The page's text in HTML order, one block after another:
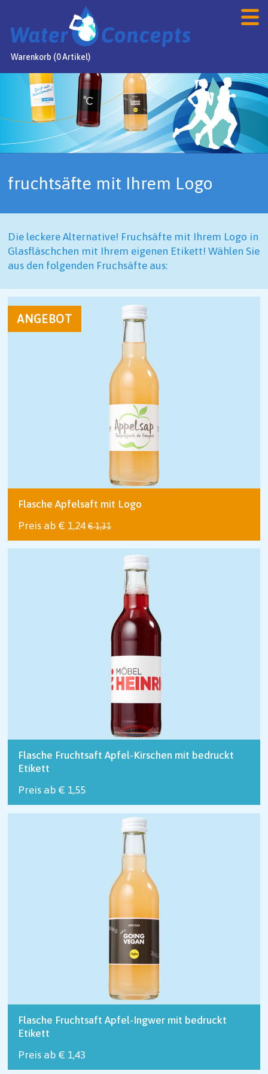
Warenkorb (0 Artikel)
Home
Produkte
Webshop
Angebot
NL/DE/EN
fruchtsäfte mit Ihrem Logo
Die leckere Alternative! Fruchsäfte mit Ihrem Logo in
Glasfläschchen mit Ihrem eigenen Etikett! Wählen Sie
aus den folgenden Fruchsäfte aus:
Flasche Apfelsaft mit Logo
Preis ab € 1,24€ 1,31
ANGEBOT
Flasche Fruchtsaft Apfel-Kirschen mit bedruckt
Etikett
Preis ab € 1,55
Flasche Fruchtsaft Apfel-Ingwer mit bedruckt
Etikett
Preis ab € 1,43